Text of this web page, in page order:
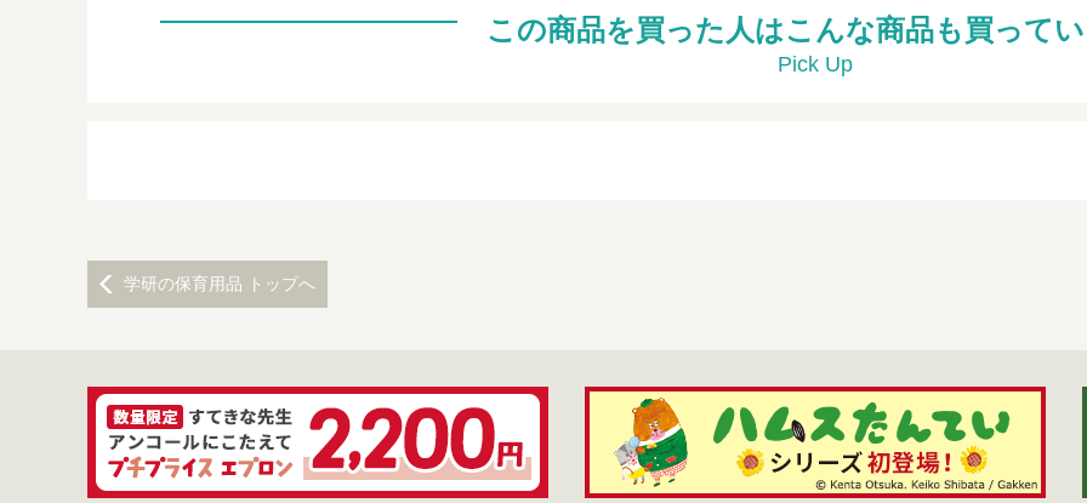
この商品を買った人はこんな商品も買って
Pick Up
学研の保育用品 トップへ